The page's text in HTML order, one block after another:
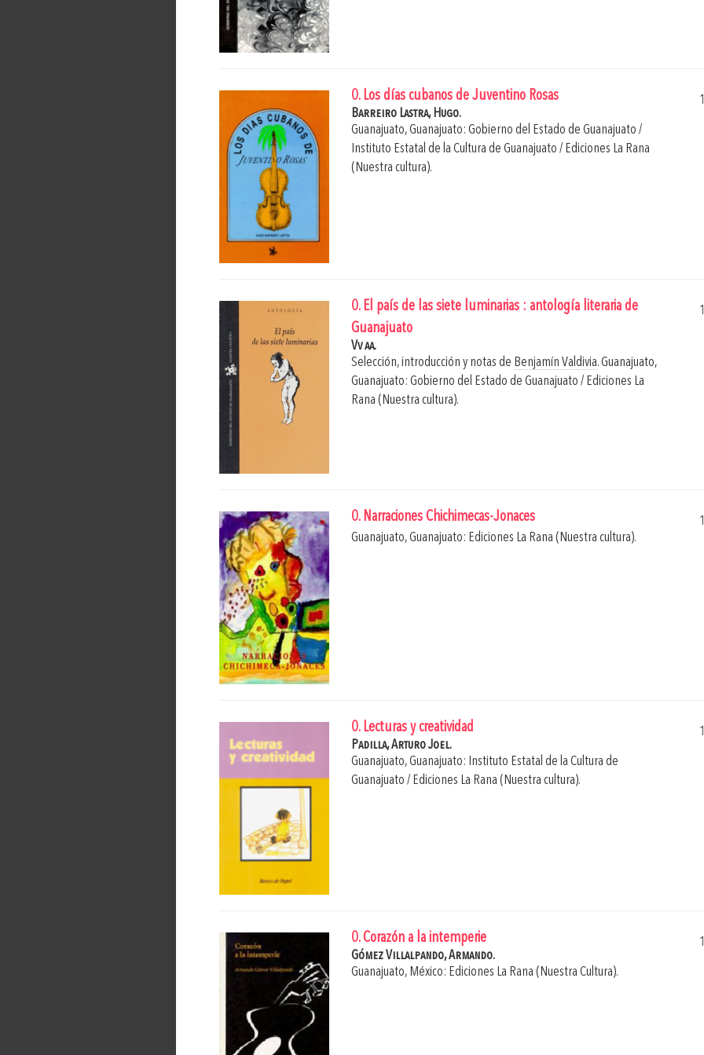
0. Los días cubanos de Juventino Rosas
Barreiro Lastra, Hugo.
Guanajuato, Guanajuato: Gobierno del Estado de Guanajuato /
Instituto Estatal de la Cultura de Guanajuato / Ediciones La Rana
(Nuestra cultura).
0. El país de las siete luminarias : antología literaria de
Guanajuato
Vv aa.
Selección, introducción y notas de Benjamín Valdivia.Guanajuato,
Guanajuato: Gobierno del Estado de Guanajuato / Ediciones La
Rana (Nuestra cultura).
0. Narraciones Chichimecas-Jonaces
Guanajuato, Guanajuato: Ediciones La Rana (Nuestra cultura).
0. Lecturas y creatividad
Padilla, Arturo Joel.
Guanajuato, Guanajuato: Instituto Estatal de la Cultura de
Guanajuato / Ediciones La Rana (Nuestra cultura).
0. Corazón a la intemperie
Gómez Villalpando, Armando.
Guanajuato, México: Ediciones La Rana (Nuestra Cultura).